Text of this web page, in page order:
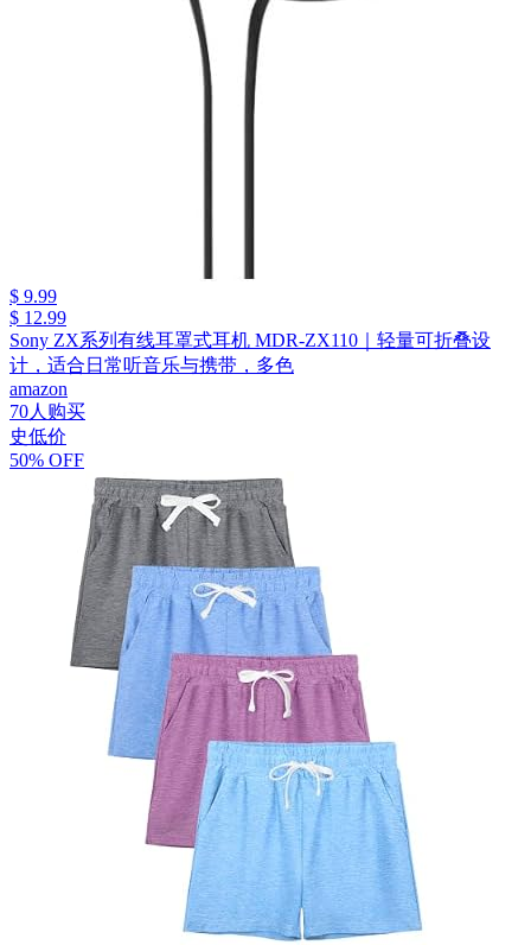
$ 9.99
$ 12.99
Sony ZX系列有线耳罩式耳机 MDR-ZX110｜轻量可折叠设
计，适合日常听音乐与携带，多色
amazon
70人购买
史低价
50% OFF